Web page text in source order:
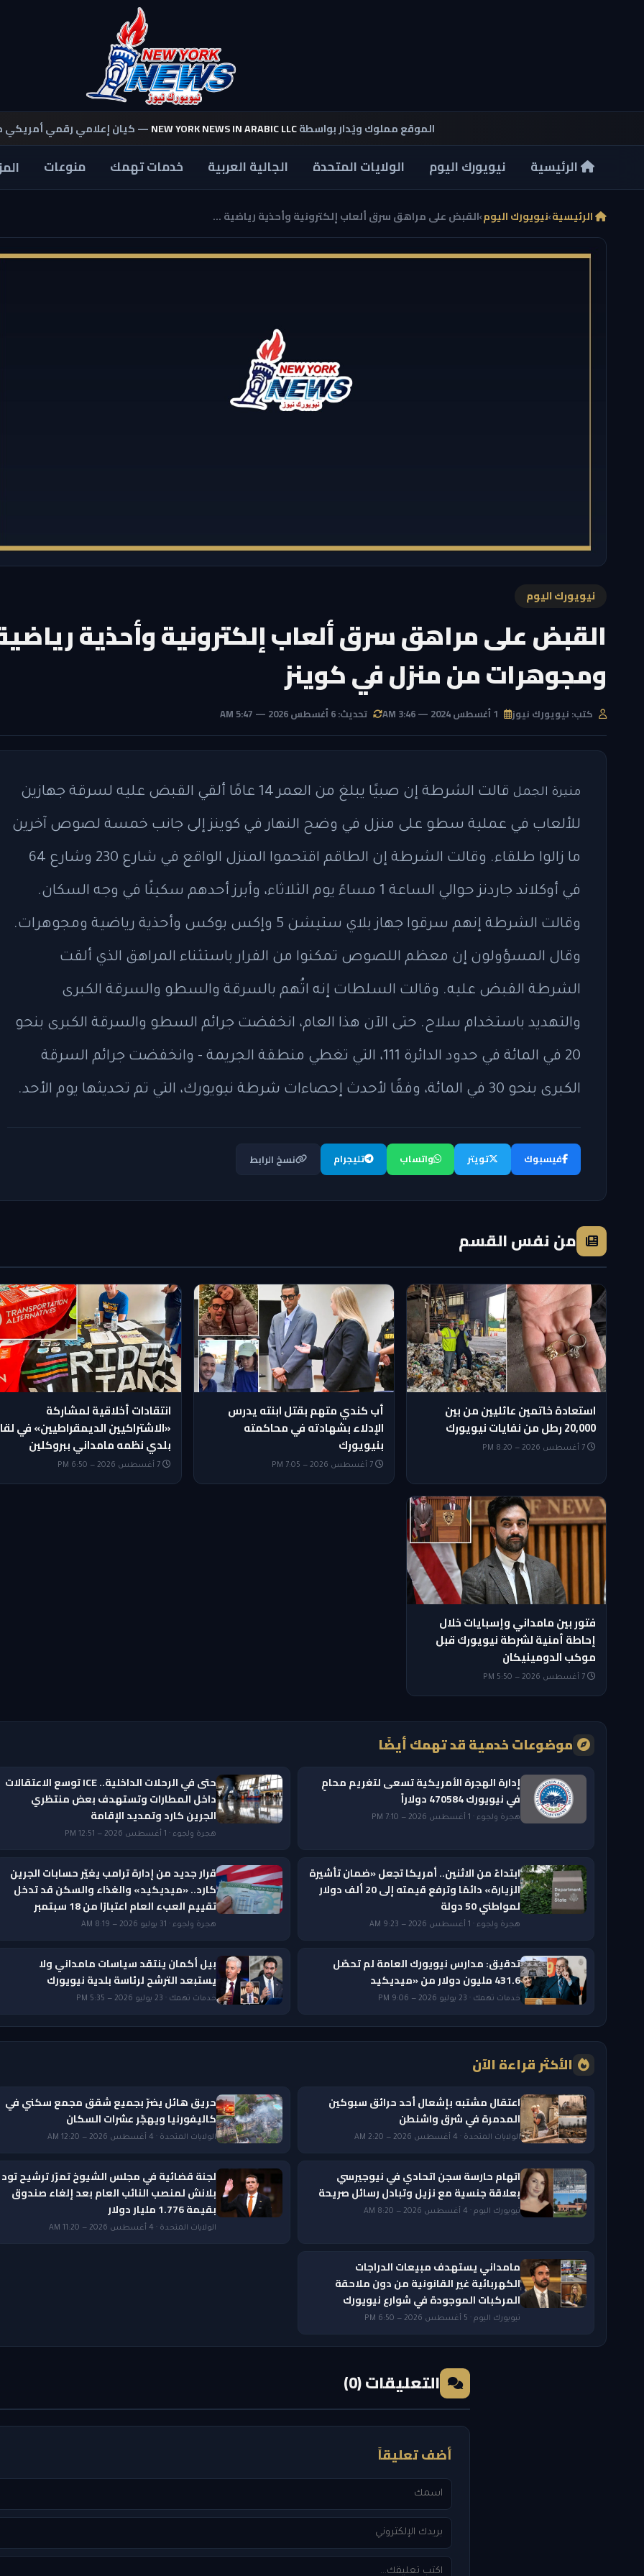
الموقع مملوك ويُدار بواسطةNEW YORK NEWS IN ARABIC LLC— كيان إعلامي رقمي
الرئيسية نيويورك اليوم الولايات المتحدة الجالية العربية خدمات تهمك منوعات
الرئيسية›نيويورك اليوم›القبض على مراهق سرق ألعاب إلكترونية وأحذية رياضية ...
نيويورك اليوم
القبض على مراهق سرق ألعاب إلكترونية وأحذية
ومجوهرات من منزل في كوينز
كتب: نيويورك نيوز تحديث: 6 أغسطس 2026 — 5:47 AM
منيرة الجمل قالت الشرطة إن صبيًا يبلغ من العمر 14 عامًا ألقي القبض عليه لسرقة جهازين
للألعاب في عملية سطو على منزل في وضح النهار في كوينز إلى جانب خمسة لصوص آخرين
ما زالوا طلقاء. وقالت الشرطة إن الطاقم اقتحموا المنزل الواقع في شارع 230 وشارع 64
في أوكلاند جاردنز حوالي الساعة 1 مساءً يوم الثلاثاء، وأبرز أحدهم سكينًا في وجه السكان.
وقالت الشرطة إنهم سرقوا جهاز بلاي ستيشن 5 وإكس بوكس ​​وأحذية رياضية ومجوهرات.
وقال المسؤولون إن معظم اللصوص تمكنوا من الفرار باستثناء المراهق الذي ألقت
الشرطة القبض عليه. وقالت السلطات إنه اتُهم بالسرقة والسطو والسرقة الكبرى
والتهديد باستخدام سلاح. حتى الآن هذا العام، انخفضت جرائم السطو والسرقة الكبرى بنحو
20 في المائة في حدود الدائرة 111، التي تغطي منطقة الجريمة - وانخفضت جرائم السرقة
الكبرى بنحو 30 في المائة، وفقًا لأحدث إحصاءات شرطة نيويورك، التي تم تحديثها يوم الأحد.
فيسبوك تويتر واتساب تليجرام نسخ الرابط
من نفس القسم
استعادة خاتمين عائليين من بين
20,000 رطل من نفايات نيويورك
أب كندي متهم بقتل ابنته يدرس
الإدلاء بشهادته في محاكمته
بنيويورك
7 أغسطس 2026 — 7:05 PM
انتقادات أخلاقية لمشاركة
«الاشتراكيين الديمقراطيين» في
بلدي نظمه مامداني ببروكلين
7 أغسطس 2026 — 6:50 PM
فتور بين مامداني وإسبايات خلال
إحاطة أمنية لشرطة نيويورك قبل
موكب الدومينيكان
موضوعات خدمية قد تهمك أيضًا
إدارة الهجرة الأمريكية تسعى لتغريم محامٍ
في نيويورك 470584 دولاراً
هجرة ولجوء · 1 أغسطس 2026 — 7:10 PM
حتى في الرحلات الداخلية.. ICE توسع الاعتقالات
داخل المطارات وتستهدف بعض منتظري
الجرين كارد وتمديد الإقامة
هجرة ولجوء · 1 أغسطس 2026 — 12:51 PM
ابتداءً من الاثنين.. أمريكا تجعل «ضمان تأشيرة
الزيارة» دائمًا وترفع قيمته إلى 20 ألف دولار
لمواطني 50 دولة
هجرة ولجوء · 1 أغسطس 2026 — 9:23 AM
قرار جديد من إدارة ترامب يغيّر حسابات الجرين
كارد.. «ميديكيد» والغذاء والسكن قد تدخل
تقييم العبء العام اعتبارًا من 18 سبتمبر
هجرة ولجوء · 31 يوليو 2026 — 8:19 AM
تدقيق: مدارس نيويورك العامة لم تحصّل
431.6 مليون دولار من «ميديكيد
خدمات تهمك · 23 يوليو 2026 — 9:06 PM
بيل أكمان ينتقد سياسات مامداني ولا
يستبعد الترشح لرئاسة بلدية نيويورك
خدمات تهمك · 23 يوليو 2026 — 5:35 PM
الأكثر قراءة الآن
اعتقال مشتبه بإشعال أحد حرائق سبوكين
المدمرة في شرق واشنطن
الولايات المتحدة · 4 أغسطس 2026 — 2:20 AM
حريق هائل يضرّ بجميع شقق مجمع سكني في
كاليفورنيا ويهجّر عشرات السكان
الولايات المتحدة · 4 أغسطس 2026 — 12:20 AM
اتهام حارسة سجن اتحادي في نيوجيرسي
بعلاقة جنسية مع نزيل وتبادل رسائل صريحة
نيويورك اليوم · 4 أغسطس 2026 — 8:20 AM
لجنة قضائية في مجلس الشيوخ تمرّر ترشيح تود
بلانش لمنصب النائب العام بعد إلغاء صندوق
بقيمة 1.776 مليار دولار
الولايات المتحدة · 4 أغسطس 2026 — 11:20 AM
مامداني يستهدف مبيعات الدراجات
الكهربائية غير القانونية من دون ملاحقة
المركبات الموجودة في شوارع نيويورك
نيويورك اليوم · 5 أغسطس 2026 — 6:50 PM
التعليقات (0)
أضف تعليقاً